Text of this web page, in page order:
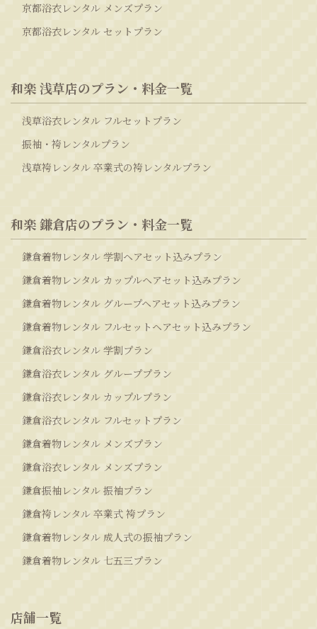
京都浴衣レンタル メンズプラン
京都浴衣レンタル セットプラン
和楽 浅草店のプラン・料金一覧
浅草浴衣レンタル フルセットプラン
振袖・袴レンタルプラン
浅草袴レンタル 卒業式の袴レンタルプラン
和楽 鎌倉店のプラン・料金一覧
鎌倉着物レンタル 学割ヘアセット込みプラン
鎌倉着物レンタル カップルヘアセット込みプラン
鎌倉着物レンタル グループヘアセット込みプラン
鎌倉着物レンタル フルセットヘアセット込みプラン
鎌倉浴衣レンタル 学割プラン
鎌倉浴衣レンタル グループプラン
鎌倉浴衣レンタル カップルプラン
鎌倉浴衣レンタル フルセットプラン
鎌倉着物レンタル メンズプラン
鎌倉浴衣レンタル メンズプラン
鎌倉振袖レンタル 振袖プラン
鎌倉袴レンタル 卒業式 袴プラン
鎌倉着物レンタル 成人式の振袖プラン
鎌倉着物レンタル 七五三プラン
店舗一覧